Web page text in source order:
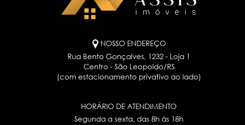
NOSSO ENDEREÇO
Rua Bento Gonçalves, 1232 - Loja 1
Centro - São Leopoldo/RS
(com estacionamento privativo ao lado)
HORÁRIO DE ATENDIMENTO
Segunda a sexta, das 8h às 18h